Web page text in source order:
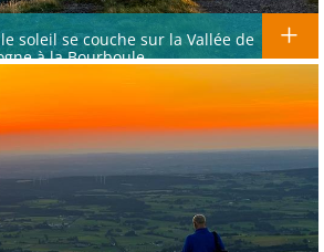
soleil se couche sur la Vallée de
à la Bourboule